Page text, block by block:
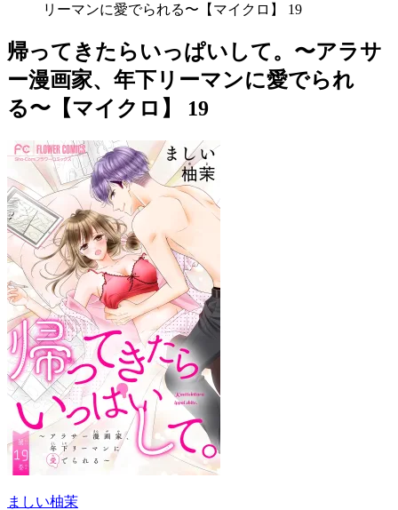
リーマンに愛でられる〜【マイクロ】 19
帰ってきたらいっぱいして。〜アラサ
ー漫画家、年下リーマンに愛でられ
る〜【マイクロ】 19
ましい柚茉